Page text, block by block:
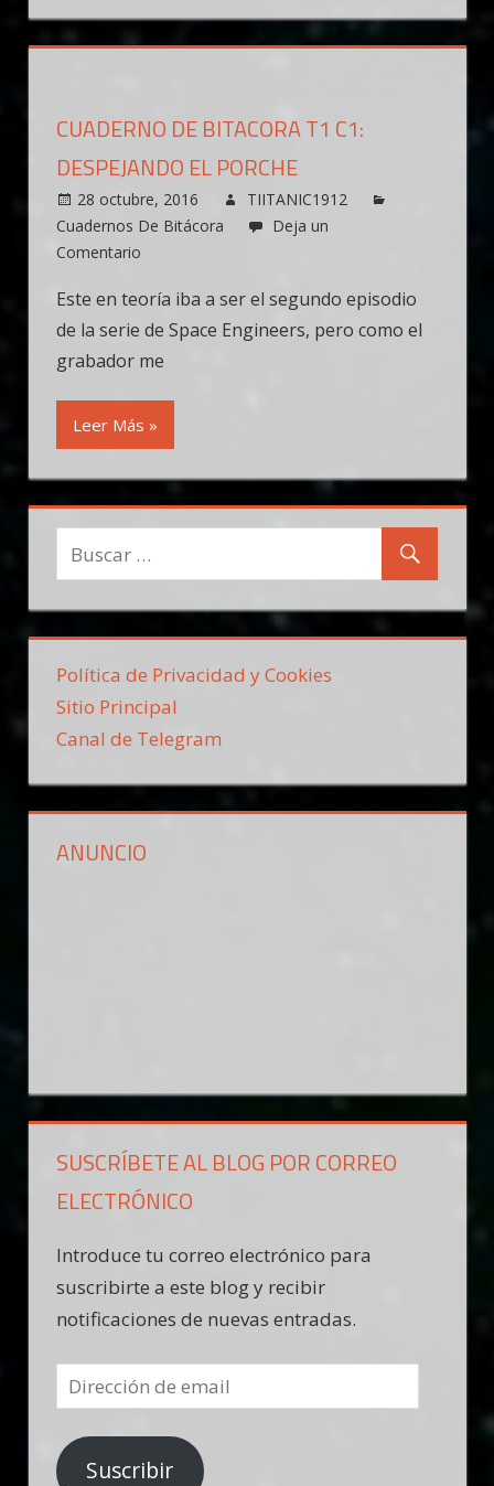
CUADERNO DE BITACORA T1 C1:
DESPEJANDO EL PORCHE
28 octubre, 2016
TIITANIC1912
Cuadernos De Bitácora
Deja un
Comentario
Este en teoría iba a ser el segundo episodio
de la serie de Space Engineers, pero como el
grabador me
Leer Más »
Política de Privacidad y Cookies
Sitio Principal
Canal de Telegram
ANUNCIO
SUSCRÍBETE AL BLOG POR CORREO
ELECTRÓNICO
Introduce tu correo electrónico para
suscribirte a este blog y recibir
notificaciones de nuevas entradas.
Dirección
de
email
Suscribir